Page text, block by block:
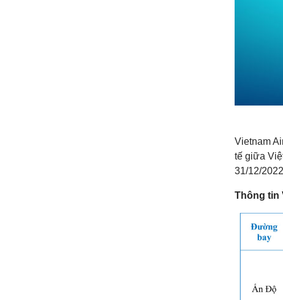
Vietnam
tế giữa
31/12/
Thông tin